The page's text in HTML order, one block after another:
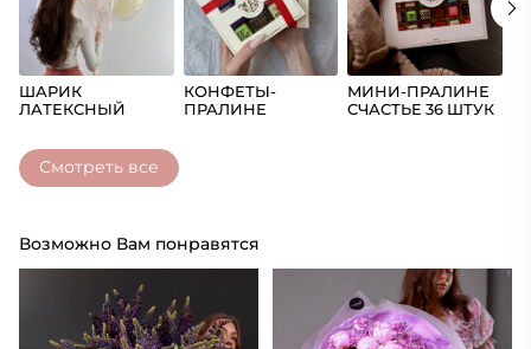
ШАРИК
ЛАТЕКСНЫЙ
КОНФЕТЫ-
ПРАЛИНЕ
МИНИ-ПРАЛИНЕ
СЧАСТЬЕ 36 ШТУК
Смотреть все
Возможно Вам понравятся